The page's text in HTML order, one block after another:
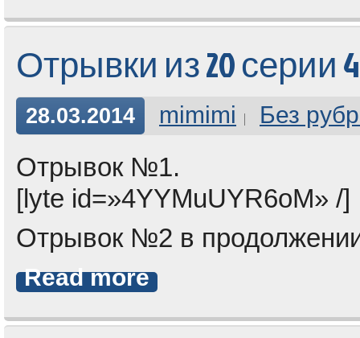
Отрывки из 20 серии
28.03.2014 mimimi Без
Отрывок №1.
[lyte id=»4YYMuUYR6oM» /]
Отрывок №2 в
Read more